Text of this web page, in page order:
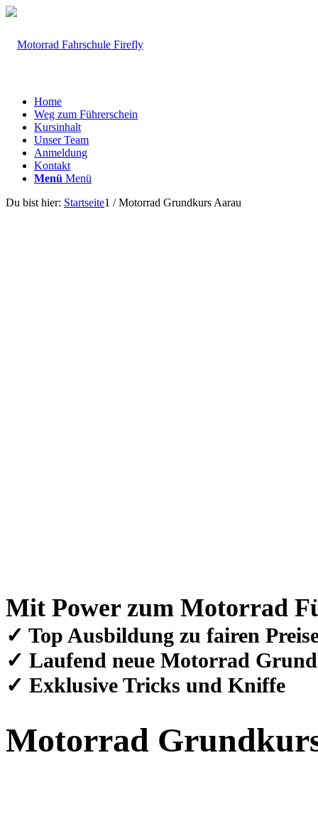
Home
Weg zum Führerschein
Kursinhalt
Unser Team
Anmeldung
Kontakt
Menü Menü
Du bist hier: Startseite1 / Motorrad Grundkurs Aarau
Mit Power zum Motorrad
✓ Top Ausbildung zu fairen
✓ Laufend neue Motorrad
✓ Exklusive Tricks und Kniffe
Motorrad